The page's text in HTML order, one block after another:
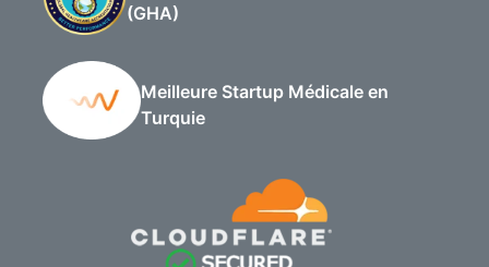
(GHA)
Meilleure Startup Médicale en
Turquie